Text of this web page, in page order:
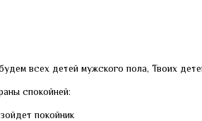
всех детей мужского пола, Твоих
спокойней:
покойник